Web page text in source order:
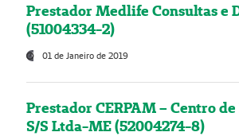
Prestador Medlife Consultas e
(51004334-2)
01 de Janeiro de 2019
Prestador CERPAM – Centro
S/S Ltda-ME (52004274-8)